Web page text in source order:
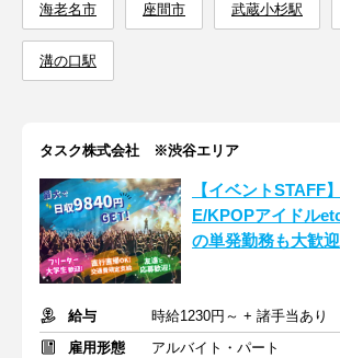
海老名市 座間市 武蔵小杉駅
溝の口駅
タスク株式会社 ※渋谷エリア
【イベントSTAFF
E/KPOPアイドル
の単発勤務も大歓迎
給与
時給1230円～ + 諸手当あり
雇用形態
アルバイト・パート